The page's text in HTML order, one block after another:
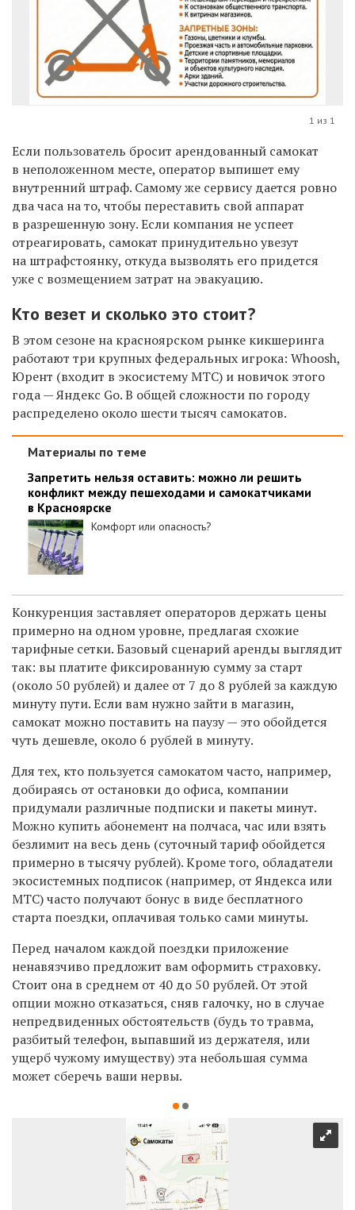
1 из 1
Если пользователь бросит арендованный самокат
в неположенном месте, оператор выпишет ему
внутренний штраф. Самому же сервису дается ровно
два часа на то, чтобы переставить свой аппарат
в разрешенную зону. Если компания не успеет
отреагировать, самокат принудительно увезут
на штрафстоянку, откуда вызволять его придется
уже с возмещением затрат на эвакуацию.
Кто везет и сколько это стоит?
В этом сезоне на красноярском рынке кикшеринга
работают три крупных федеральных игрока: Whoosh,
Юрент (входит в экосистему МТС) и новичок этого
года — Яндекс Go. В общей сложности по городу
распределено около шести тысяч самокатов.
Материалы по теме
Запретить нельзя оставить: можно ли решить
конфликт между пешеходами и самокатчиками
в Красноярске
Комфорт или опасность?
Конкуренция заставляет операторов держать цены
примерно на одном уровне, предлагая схожие
тарифные сетки. Базовый сценарий аренды выглядит
так: вы платите фиксированную сумму за старт
(около 50 рублей) и далее от 7 до 8 рублей за каждую
минуту пути. Если вам нужно зайти в магазин,
самокат можно поставить на паузу — это обойдется
чуть дешевле, около 6 рублей в минуту.
Для тех, кто пользуется самокатом часто, например,
добираясь от остановки до офиса, компании
придумали различные подписки и пакеты минут.
Можно купить абонемент на полчаса, час или взять
безлимит на весь день (суточный тариф обойдется
примерно в тысячу рублей). Кроме того, обладатели
экосистемных подписок (например, от Яндекса или
МТС) часто получают бонус в виде бесплатного
старта поездки, оплачивая только сами минуты.
Перед началом каждой поездки приложение
ненавязчиво предложит вам оформить страховку.
Стоит она в среднем от 40 до 50 рублей. От этой
опции можно отказаться, сняв галочку, но в случае
непредвиденных обстоятельств (будь то травма,
разбитый телефон, выпавший из держателя, или
ущерб чужому имуществу) эта небольшая сумма
может сберечь ваши нервы.